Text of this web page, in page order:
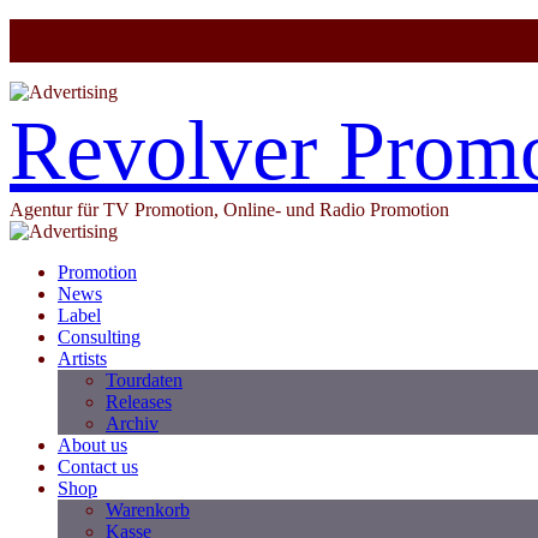
Revolver
Agentur für TV Promotion, Online- und Radio Promotion
Promotion
News
Label
Consulting
Artists
Tourdaten
Releases
Archiv
About us
Contact us
Shop
Warenkorb
Kasse